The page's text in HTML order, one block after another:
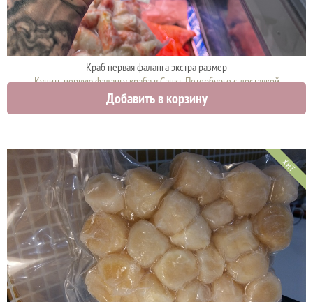
Краб первая фаланга экстра размер
Купить первую фалангу краба в Санкт-Петербурге с доставкой
12000 руб.
Добавить в корзину
ХИТ